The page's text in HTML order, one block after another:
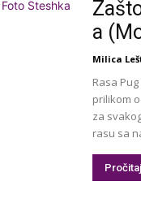
a
Milica
Rasa
prilikom
za
rasu sa